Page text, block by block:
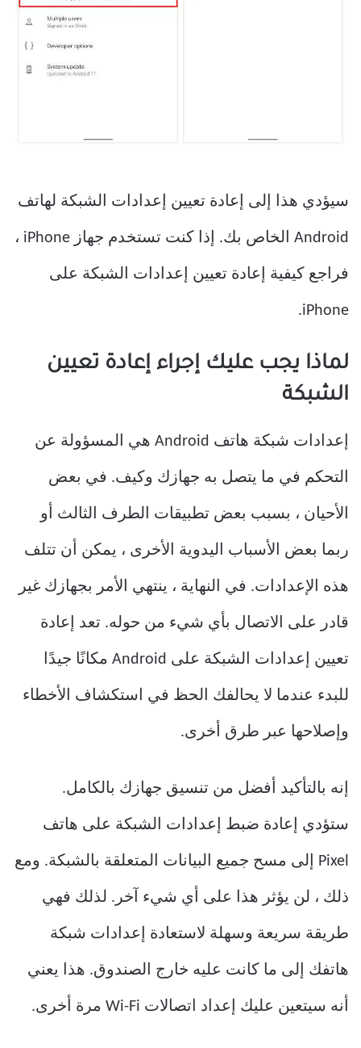
سيؤدي هذا إلى إعادة تعيين إعدادات الشبكة لهاتف
Android الخاص بك. إذا كنت تستخدم جهاز iPhone ،
فراجع كيفية إعادة تعيين إعدادات الشبكة على
iPhone.
لماذا يجب عليك إجراء إعادة تعيين
الشبكة
إعدادات شبكة هاتف Android هي المسؤولة عن
التحكم في ما يتصل به جهازك وكيف. في بعض
الأحيان ، بسبب بعض تطبيقات الطرف الثالث أو
ربما بعض الأسباب اليدوية الأخرى ، يمكن أن تتلف
هذه الإعدادات. في النهاية ، ينتهي الأمر بجهازك غير
قادر على الاتصال بأي شيء من حوله. تعد إعادة
تعيين إعدادات الشبكة على Android مكانًا جيدًا
للبدء عندما لا يحالفك الحظ في استكشاف الأخطاء
وإصلاحها عبر طرق أخرى.
إنه بالتأكيد أفضل من تنسيق جهازك بالكامل.
ستؤدي إعادة ضبط إعدادات الشبكة على هاتف
Pixel إلى مسح جميع البيانات المتعلقة بالشبكة. ومع
ذلك ، لن يؤثر هذا على أي شيء آخر. لذلك فهي
طريقة سريعة وسهلة لاستعادة إعدادات شبكة
هاتفك إلى ما كانت عليه خارج الصندوق. هذا يعني
أنه سيتعين عليك إعداد اتصالات Wi-Fi مرة أخرى.